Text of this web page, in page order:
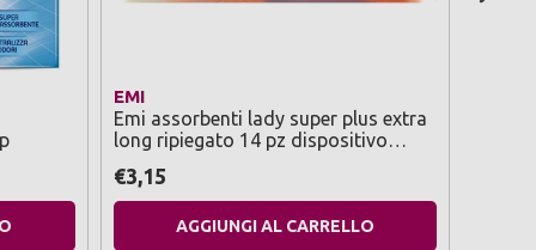
EMI
Emi assorbenti lady super plus extra
long ripiegato 14 pz dispositivo
€3,15
AGGIUNGI AL CARRELLO